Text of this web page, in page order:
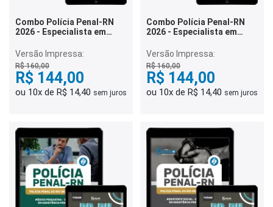
Combo Polícia Penal-RN
2026 - Especialista em
Terapeuta Ocupacional
Versão Impressa:
R$ 160,00
R$ 144,00
ou 10x de R$ 14,40 sem juros
Combo Polícia Penal-RN
2026 - Especialista em
Psicólogo
Versão Impressa:
R$ 160,00
R$ 144,00
ou 10x de R$ 14,40 sem juros